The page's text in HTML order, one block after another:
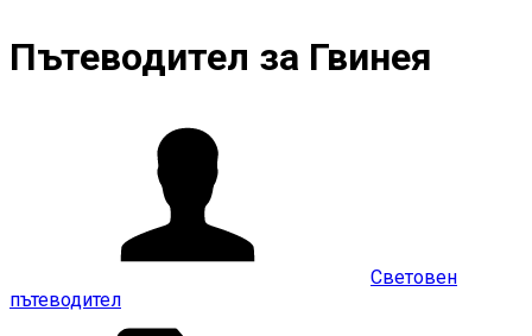
Пътеводител за Гвинея
Световен
пътеводител